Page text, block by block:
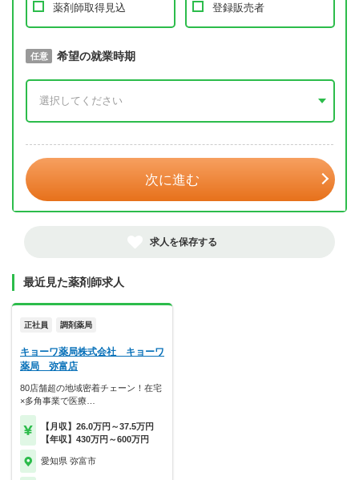
薬剤師取得見込 登録販売者
必須 取得予定年
任意 希望の就業時期
次に進む
求人を保存する
最近見た薬剤師求人
正社員 調剤薬局
キョーワ薬局株式会社 キョーワ
薬局 弥富店
80店舗超の地域密着チェーン！在宅
×多角事業で医療…
【月収】26.0万円～37.5万円
【年収】430万円～600万円
愛知県 弥富市